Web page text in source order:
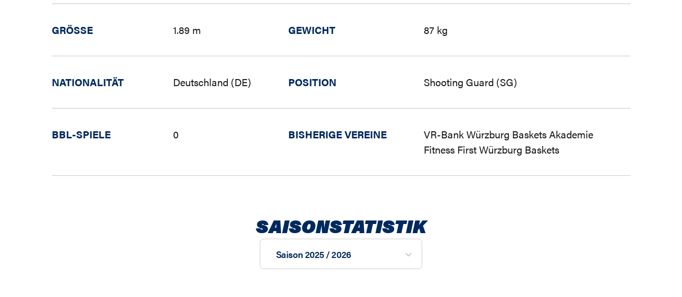
GRÖSSE 1.89 m GEWICHT 87 kg
NATIONALITÄT Deutschland (DE) POSITION Shooting Guard (SG)
BBL-SPIELE 0 BISHERIGE VEREINE
VR-Bank Würzburg Baskets Akademie
Fitness First Würzburg Baskets
SAISONSTATISTIK
Saison 2025 / 2026